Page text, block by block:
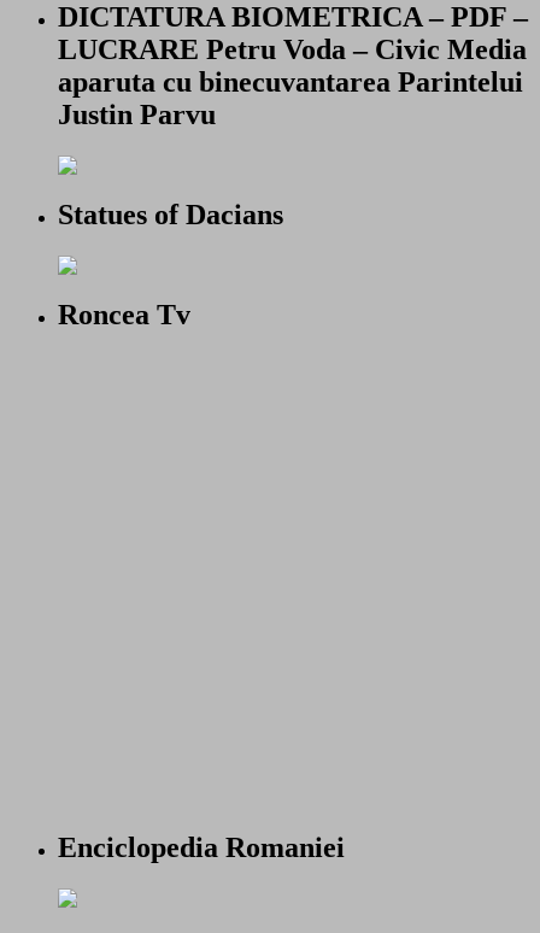
DICTATURA BIOMETRICA – PDF –
LUCRARE Petru Voda – Civic Media
aparuta cu binecuvantarea Parintelui
Justin Parvu
Statues of Dacians
Roncea Tv
Enciclopedia Romaniei